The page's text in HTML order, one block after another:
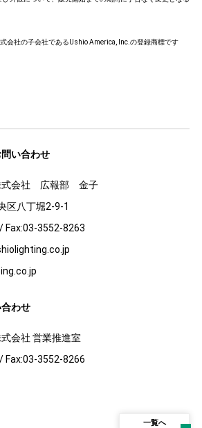
会社の子会社であるUshio America, Inc.の登録商標です
い合わせ
式会社 広報部 金子
区八丁堀2-9-1
Fax:03-3552-8263
わせ
会社 営業推進室
Fax:03-3552-8266
一覧へ